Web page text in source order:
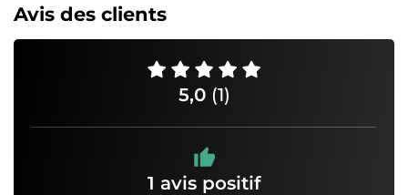
Avis des clients
5,0 (1)
1 avis positif